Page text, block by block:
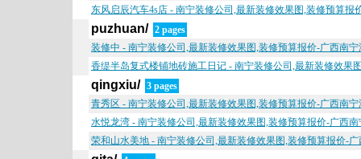
东风启辰汽车4s店 - 南宁装修公司,最新装修效果图,装修预算报
puzhuan/ 2 pages
装修中 - 南宁装修公司,最新装修效果图,装修预算报价-广西南
香缇半岛复式楼铺地砖施工日记 - 南宁装修公司,最新装修效果
qingxiu/ 3 pages
青秀区 - 南宁装修公司,最新装修效果图,装修预算报价-广西南
水悦龙湾 - 南宁装修公司,最新装修效果图,装修预算报价-广西
荣和山水美地 - 南宁装修公司,最新装修效果图,装修预算报价-